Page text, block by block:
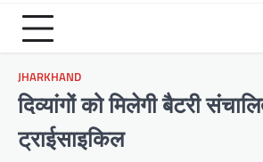
JHARKHAND
दिव्यांगों को मिलेगी बैटरी
ट्राईसाइकिल